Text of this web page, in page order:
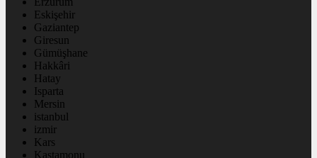
Eskişehir
Gaziantep
Giresun
Gümüşhane
Hakkâri
Hatay
Isparta
Mersin
istanbul
izmir
Kars
Kastamonu